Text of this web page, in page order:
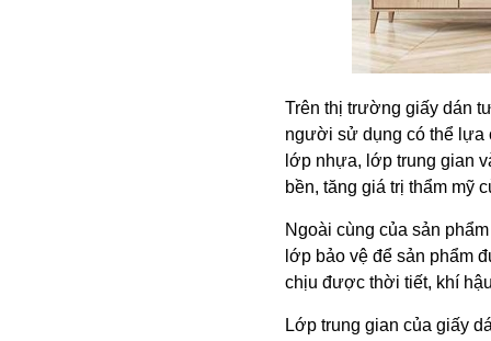
Trên thị trường giấy dán
người sử dụng có thể lựa
lớp nhựa, lớp trung gian
bền, tăng giá trị thẩm mỹ
Ngoài cùng của sản
lớp bảo vệ để sản phẩm
chịu được thời tiết, khí
Lớp trung gian của giấy